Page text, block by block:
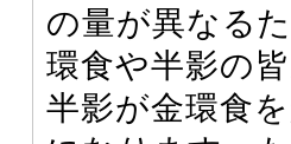
の量が異なる
環食や半影の
半影が金環食